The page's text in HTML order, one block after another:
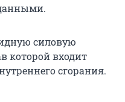
силовую
которой входит
сгорания.